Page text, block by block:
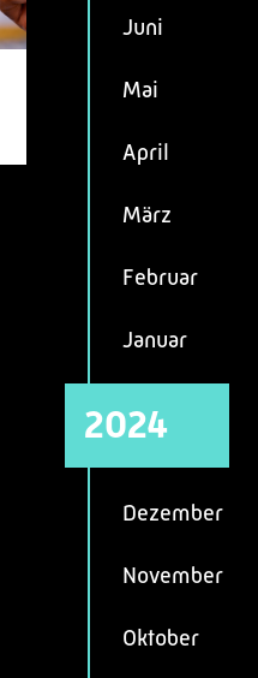
Juni
Mai
April
März
Februar
Januar
2024
Dezember
November
Oktober